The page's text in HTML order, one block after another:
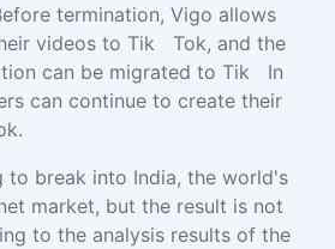
termination, Vigo allows
videos to Tik Tok, and the
can be migrated to Tik In
can continue to create their
to break into India, the world's
market, but the result is not
to the analysis results of the